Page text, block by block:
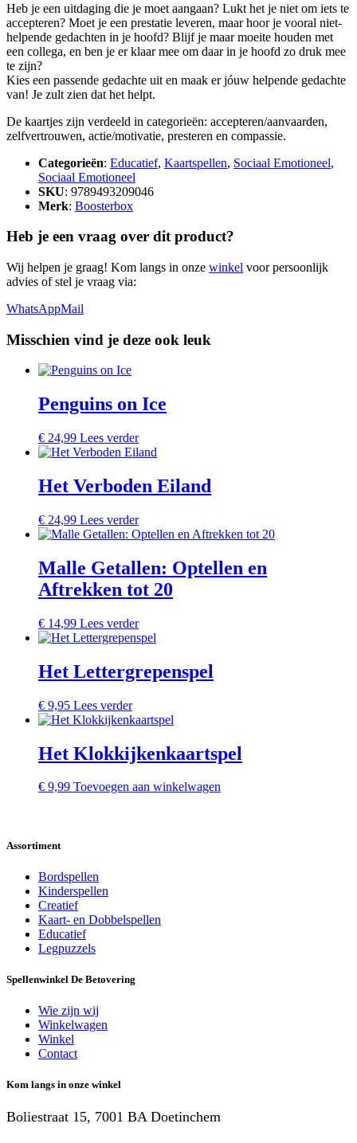
Heb je een uitdaging die je moet aangaan? Lukt het je niet om iets te
accepteren? Moet je een prestatie leveren, maar hoor je vooral niet-
helpende gedachten in je hoofd? Blijf je maar moeite houden met
een collega, en ben je er klaar mee om daar in je hoofd zo druk mee
te zijn?
Kies een passende gedachte uit en maak er jóuw helpende gedachte
van! Je zult zien dat het helpt.
De kaartjes zijn verdeeld in categorieën: accepteren/aanvaarden,
zelfvertrouwen, actie/motivatie, presteren en compassie.
Categorieën: Educatief, Kaartspellen, Sociaal Emotioneel,
Sociaal Emotioneel
SKU: 9789493209046
Merk: Boosterbox
Heb je een vraag over dit product?
Wij helpen je graag! Kom langs in onze winkel voor persoonlijk
advies of stel je vraag via:
WhatsAppMail
Misschien vind je deze ook leuk
Penguins on Ice
€ 24,99 Lees verder
Het Verboden Eiland
€ 24,99 Lees verder
Malle Getallen: Optellen en
Aftrekken tot 20
€ 14,99 Lees verder
Het Lettergrepenspel
€ 9,95 Lees verder
Het Klokkijkenkaartspel
€ 9,99 Toevoegen aan winkelwagen
Assortiment
Bordspellen
Kinderspellen
Creatief
Kaart- en Dobbelspellen
Educatief
Legpuzzels
Spellenwinkel De Betover​ing
Wie zijn wij
Winkelwagen
Winkel
Contact
Kom langs in onze winkel
Boliestraat 15, 7001 BA Doetinchem